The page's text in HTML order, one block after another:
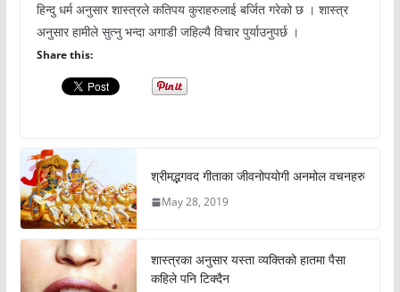
हिन्दु धर्म अनुसार शास्त्रले कतिपय कुराहरुलाई बर्जित गरेको छ । शास्त्र
अनुसार हामीले सुत्नु भन्दा अगाडी जहिल्यै विचार पुर्याउनुपर्छ ।
Share this:
श्रीमद्भगवद गीताका जीवनोपयोगी अनमोल वचनहरु
May 28, 2019
शास्त्रका अनुसार यस्ता व्यक्तिको हातमा पैसा
कहिले पनि टिक्दैन